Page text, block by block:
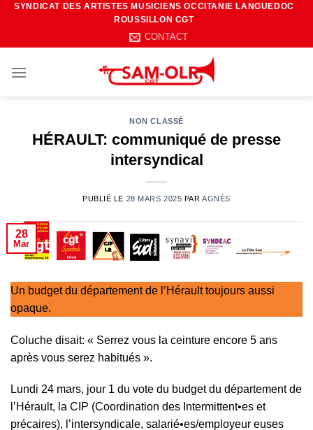
Passer
SYNDICAT DES ARTISTES MUSICIENS OCCITANIE LANGUEDOC
ROUSSILLON CGT
CONTACT
NON CLASSÉ
HÉRAULT: communiqué de presse
intersyndical
PUBLIÉ LE 28 MARS 2025 PARAGNÈS
28
Mar
Un budget du département de l’Hérault toujours aussi
opaque.
Coluche disait: « Serrez vous la ceinture encore 5 ans
après vous serez habitués ».
Lundi 24 mars, jour 1 du vote du budget du département de
l’Hérault, la CIP (Coordination des Intermittent•es et
précaires), l’intersyndicale, salarié•es/employeur euses